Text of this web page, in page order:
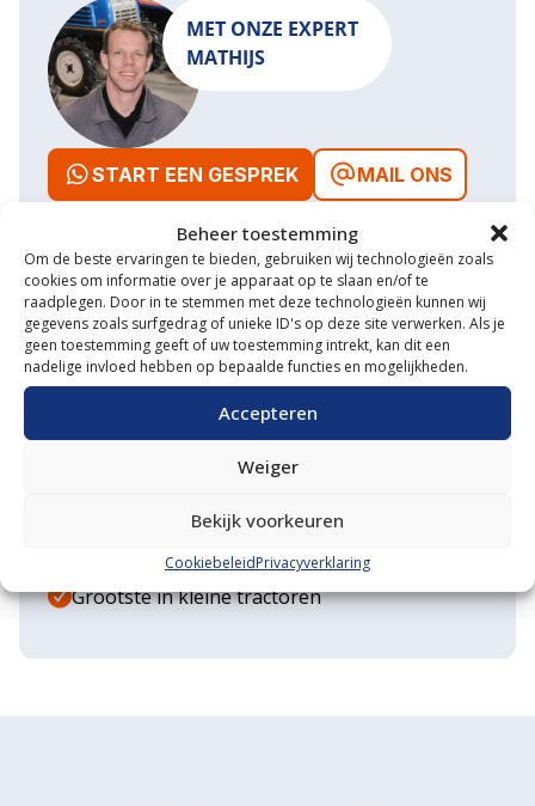
Beheer toestemming
Om de beste ervaringen te bieden, gebruiken wij technologieën zoals
cookies om informatie over je apparaat op te slaan en/of te
raadplegen. Door in te stemmen met deze technologieën kunnen wij
gegevens zoals surfgedrag of unieke ID's op deze site verwerken. Als je
geen toestemming geeft of uw toestemming intrekt, kan dit een
nadelige invloed hebben op bepaalde functies en mogelijkheden.
Accepteren
Weiger
Bekijk voorkeuren
CookiebeleidPrivacyverklaring
MET ONZE EXPERT
MATHIJS
START EEN GESPREK MAIL ONS
Waarom VM Service
Uitgebreide showroom
Eigen transportservice
Grootste in kleine tractoren